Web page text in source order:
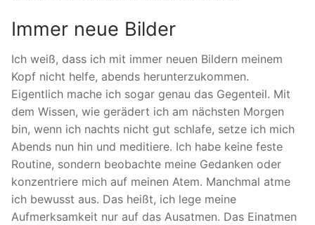
Immer neue Bilder
Ich weiß, dass ich mit immer neuen Bildern meinem
Kopf nicht helfe, abends herunterzukommen.
Eigentlich mache ich sogar genau das Gegenteil. Mit
dem Wissen, wie gerädert ich am nächsten Morgen
bin, wenn ich nachts nicht gut schlafe, setze ich mich
Abends nun hin und meditiere. Ich habe keine feste
Routine, sondern beobachte meine Gedanken oder
konzentriere mich auf meinen Atem. Manchmal atme
ich bewusst aus. Das heißt, ich lege meine
Aufmerksamkeit nur auf das Ausatmen. Das Einatmen